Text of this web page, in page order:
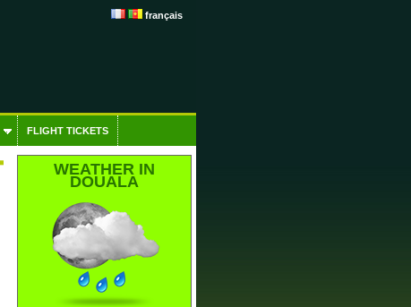
français
FLIGHT TICKETS
WEATHER IN
DOUALA